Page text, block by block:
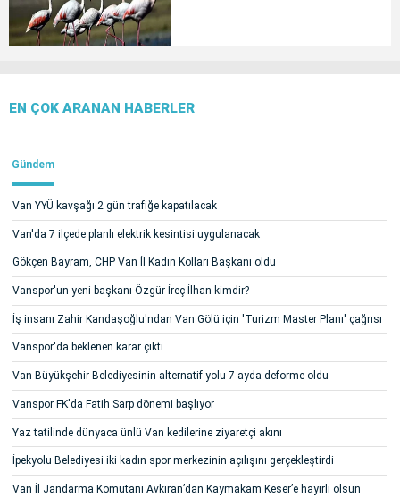
EN ÇOK ARANAN HABERLER
Gündem
Van YYÜ kavşağı 2 gün trafiğe kapatılacak
Van'da 7 ilçede planlı elektrik kesintisi uygulanacak
Gökçen Bayram, CHP Van İl Kadın Kolları Başkanı oldu
Vanspor'un yeni başkanı Özgür İreç İlhan kimdir?
İş insanı Zahir Kandaşoğlu'ndan Van Gölü için 'Turizm Master Planı' çağrısı
Vanspor'da beklenen karar çıktı
Van Büyükşehir Belediyesinin alternatif yolu 7 ayda deforme oldu
Vanspor FK'da Fatih Sarp dönemi başlıyor
Yaz tatilinde dünyaca ünlü Van kedilerine ziyaretçi akını
İpekyolu Belediyesi iki kadın spor merkezinin açılışını gerçekleştirdi
Van İl Jandarma Komutanı Avkıran’dan Kaymakam Keser’e hayırlı olsun